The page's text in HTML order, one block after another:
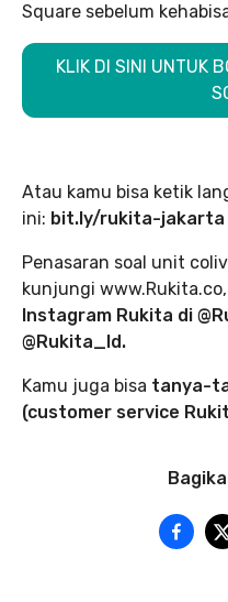
Square sebelum
KLIK DI SINI UNTUK
Atau kamu bisa ketik
ini: bit.ly/rukita-jakarta
Penasaran soal unit
kunjungi
Instagram Rukita di
@Rukita_Id.
Kamu juga bisa tanya-
(customer service